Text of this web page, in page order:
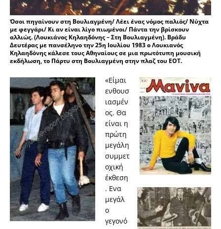
Όσοι πηγαίνουν στη Βουλιαγμένη/ Λέει ένας νόμος παλιός/ Νύχτα
με φεγγάρι/ Κι αν είναι λίγο πιωμένοι/ Πάντα την βρίσκουν
αλλιώς. (Λουκιάνος Κηλαηδόνης – Στη Βουλιαγμένη). Βράδυ
Δευτέρας με πανσέληνο την 25η Ιουλίου 1983 ο Λουκιανός
Κηλαηδόνης κάλεσε τους Αθηναίους σε μια πρωτότυπη μουσική
εκδήλωση, το Πάρτυ στη Βουλιαγμένη στην πλαζ του ΕΟΤ.
«Είμαι
ενθουσ
ιασμέν
ος. Θα
είναι η
πρώτη
μεγάλη
συμμετ
οχική
έκθεση
. Ενα
μεγάλ
ο
γεγονό